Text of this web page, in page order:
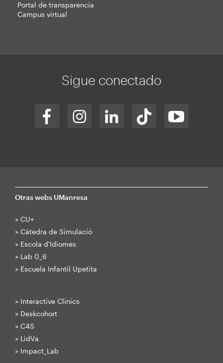
Portal de transparencia
Campus virtual
Sigue conectado
Otras webs UManresa
> CU+
> Cátedra de Simulació
> Escola d'Idiomes
> Lab 0_6
> Escuela Infantil Upetita
> Interactive Clinics
> Deskcohort
> C4S
> LidVa
> Impact_Lab